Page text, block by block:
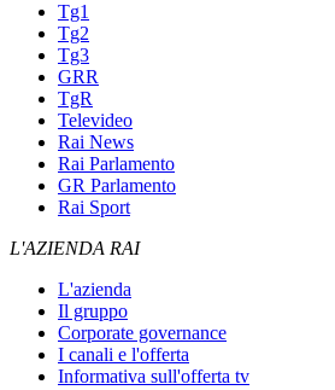
Tg1
Tg2
Tg3
GRR
TgR
Televideo
Rai News
Rai Parlamento
GR Parlamento
Rai Sport
L'AZIENDA RAI
L'azienda
Il gruppo
Corporate governance
I canali e l'offerta
Informativa sull'offerta tv